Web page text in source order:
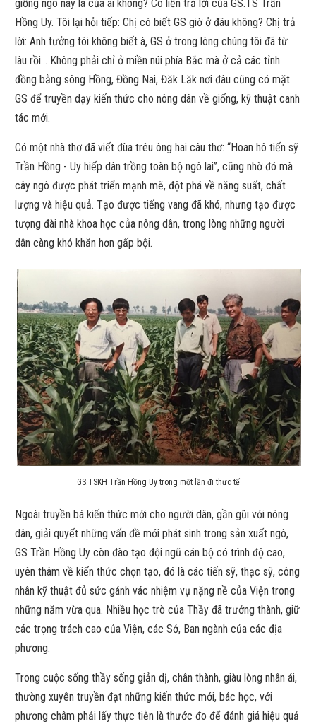
giống ngô này là của ai không? Cô liền trả lời của GS.TS Trần
Hồng Uy. Tôi lại hỏi tiếp: Chị có biết GS giờ ở đâu không? Chị trả
lời: Anh tưởng tôi không biết à, GS ở trong lòng chúng tôi đã từ
lâu rồi… Không phải chỉ ở miền núi phía Bắc mà ở cả các tỉnh
đồng bằng sông Hồng, Đồng Nai, Đăk Lăk nơi đâu cũng có mặt
GS để truyền dạy kiến thức cho nông dân về giống, kỹ thuật canh
tác mới.
Có một nhà thơ đã viết đùa trêu ông hai câu thơ: “Hoan hô tiến sỹ
Trần Hồng - Uy hiếp dân trồng toàn bộ ngô lai”, cũng nhờ đó mà
cây ngô được phát triển mạnh mẽ, đột phá về năng suất, chất
lượng và hiệu quả. Tạo được tiếng vang đã khó, nhưng tạo được
tượng đài nhà khoa học của nông dân, trong lòng những người
dân càng khó khăn hơn gấp bội.
GS.TSKH Trần Hồng Uy trong một lần đi thực tế
Ngoài truyền bá kiến thức mới cho người dân, gần gũi với nông
dân, giải quyết những vấn đề mới phát sinh trong sản xuất ngô,
GS Trần Hồng Uy còn đào tạo đội ngũ cán bộ có trình độ cao,
uyên thâm về kiến thức chọn tạo, đó là các tiến sỹ, thạc sỹ, công
nhân kỹ thuật đủ sức gánh vác nhiệm vụ nặng nề của Viện trong
những năm vừa qua. Nhiều học trò của Thầy đã trưởng thành, giữ
các trọng trách cao của Viện, các Sở, Ban ngành của các địa
phương.
Trong cuộc sống thầy sống giản dị, chân thành, giàu lòng nhân ái,
thường xuyên truyền đạt những kiến thức mới, bác học, với
phương châm phải lấy thực tiễn là thước đo để đánh giá hiệu quả